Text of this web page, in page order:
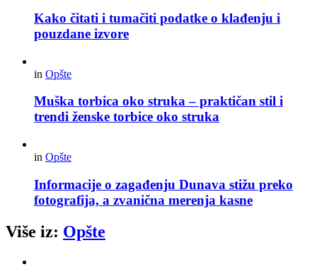
Kako čitati i tumačiti podatke o klađenju i
pouzdane izvore
in Opšte
Muška torbica oko struka – praktičan stil i
trendi ženske torbice oko struka
in Opšte
Informacije o zagađenju Dunava stižu preko
fotografija, a zvanična merenja kasne
Više iz: Opšte